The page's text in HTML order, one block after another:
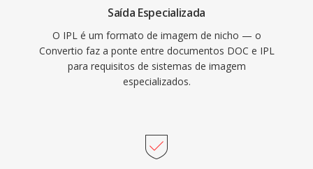
Saída Especializada
O IPL é um formato de imagem de nicho — o
Convertio faz a ponte entre documentos DOC e IPL
para requisitos de sistemas de imagem
especializados.